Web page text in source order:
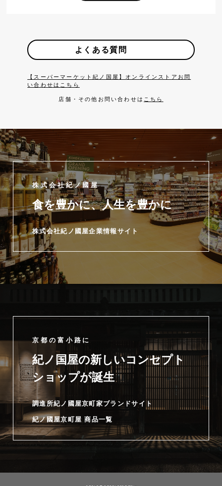
よくある質問
【スーパーマーケット紀ノ国屋】オンラインストアお問
い合わせはこちら
店舗・その他お問い合わせは こちら
株式会社紀ノ國屋
食を豊かに、人生を豊かに
株式会社紀ノ國屋企業情報サイト
京都の富小路に
紀ノ国屋の新しいコンセプト
ショップが誕生
調進所紀ノ國屋京町家ブランドサイト
紀ノ國屋京町屋 商品一覧